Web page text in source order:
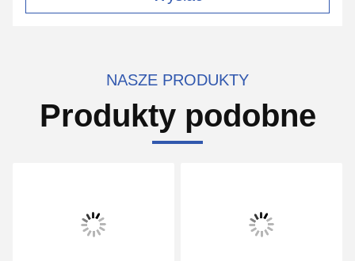
NASZE PRODUKTY
Produkty podobne